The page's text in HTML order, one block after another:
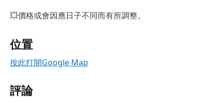
💥價格或會因應日子不同而有所調整。
位置
按此打開Google Map
評論